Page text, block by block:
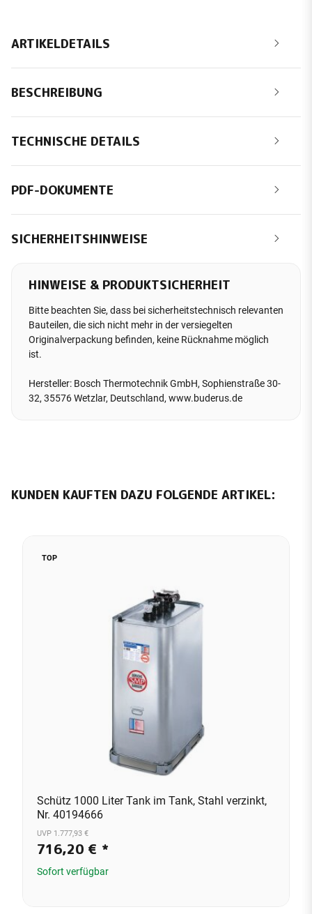
ARTIKELDETAILS
BESCHREIBUNG
TECHNISCHE DETAILS
PDF-DOKUMENTE
SICHERHEITSHINWEISE
HINWEISE & PRODUKTSICHERHEIT
Bitte beachten Sie, dass bei sicherheitstechnisch relevanten
Bauteilen, die sich nicht mehr in der versiegelten
Originalverpackung befinden, keine Rücknahme möglich
ist.
Hersteller: Bosch Thermotechnik GmbH, Sophienstraße 30-
32, 35576 Wetzlar, Deutschland, www.buderus.de
KUNDEN KAUFTEN DAZU FOLGENDE ARTIKEL:
TOP
Schütz 1000 Liter Tank im Tank, Stahl verzinkt,
Nr. 40194666
UVP 1.777,93 €
716,20 € *
Sofort verfügbar